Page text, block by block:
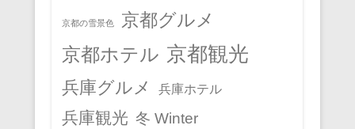
京都の雪景色 京都グルメ
京都ホテル 京都観光
兵庫グルメ 兵庫ホテル
兵庫観光 冬 Winter